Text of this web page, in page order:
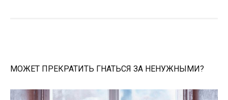
МОЖЕТ ПРЕКРАТИТЬ ГНАТЬСЯ ЗА НЕНУЖНЫМИ?